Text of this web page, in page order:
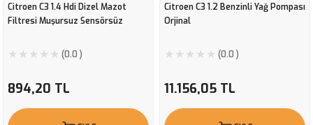
Citroen C3 1.4 Hdi Dizel Mazot
Filtresi Muşursuz Sensörsüz
(0.0 )
894,20 TL
Citroen C3 1.2 Benzinli Yağ Pompası
Orjinal
(0.0 )
11.156,05 TL